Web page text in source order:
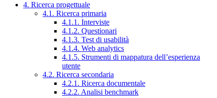
4. Ricerca progettuale
4.1. Ricerca primaria
4.1.1. Interviste
4.1.2. Questionari
4.1.3. Test di usabilità
4.1.4. Web analytics
4.1.5. Strumenti di mappatura dell’esperienza
utente
4.2. Ricerca secondaria
4.2.1. Ricerca documentale
4.2.2. Analisi benchmark